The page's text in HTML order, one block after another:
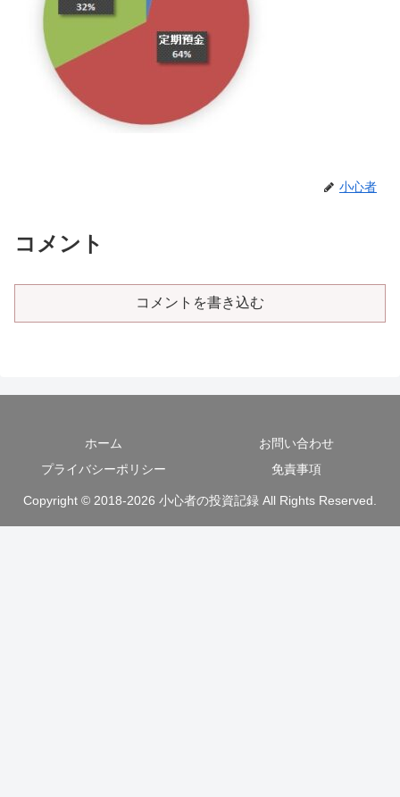
小心者
コメント
コメントを書き込む
ホーム
お問い合わせ
プライバシーポリシー
免責事項
Copyright © 2018-2026 小心者の投資記録 All Rights Reserved.